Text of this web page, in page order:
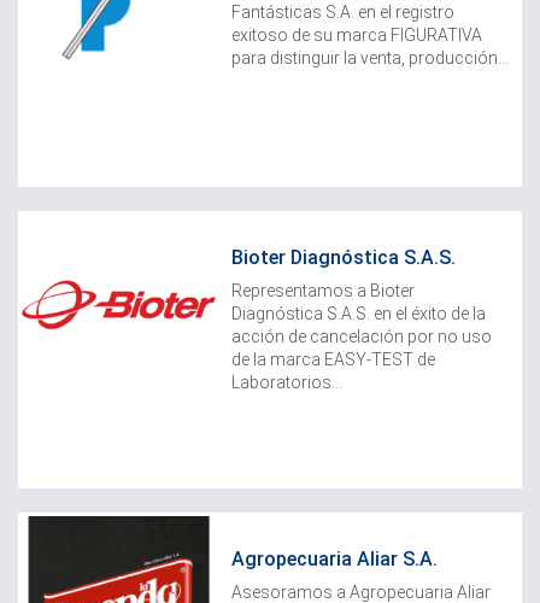
Fantásticas S.A. en el registro
exitoso de su marca FIGURATIVA
para distinguir la venta, producción...
Bioter Diagnóstica S.A.S.
Representamos a Bioter
Diagnóstica S.A.S. en el éxito de la
acción de cancelación por no uso
de la marca EASY-TEST de
Laboratorios...
Agropecuaria Aliar S.A.
Asesoramos a Agropecuaria Aliar